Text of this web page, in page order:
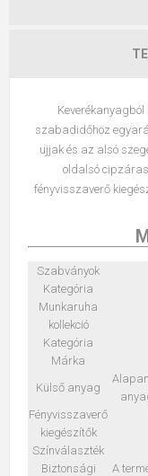
szabadidőhöz
ujjak és az alsó
oldalsó
fényvisszaverő
Szabványok
Kategória
Munkaruha
kollekció
Kategória
Márka
Külső anyag
Fényvisszaverő
kiegészítők
Színválaszték
Biztonsági
A